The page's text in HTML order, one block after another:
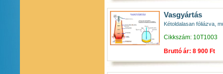
Vasgyártás
Kétoldalasan fóliázva,
Cikkszám: 10T1003
Bruttó ár: 8 900 Ft